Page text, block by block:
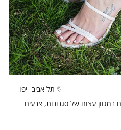
תל אביב -יפו
במגוון עצום של סגנונות, צבעים